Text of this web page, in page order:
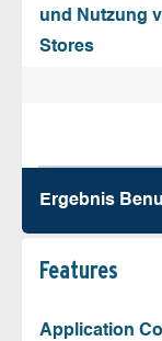
und Nutzung
Stores
Ergebnis
Features
Application